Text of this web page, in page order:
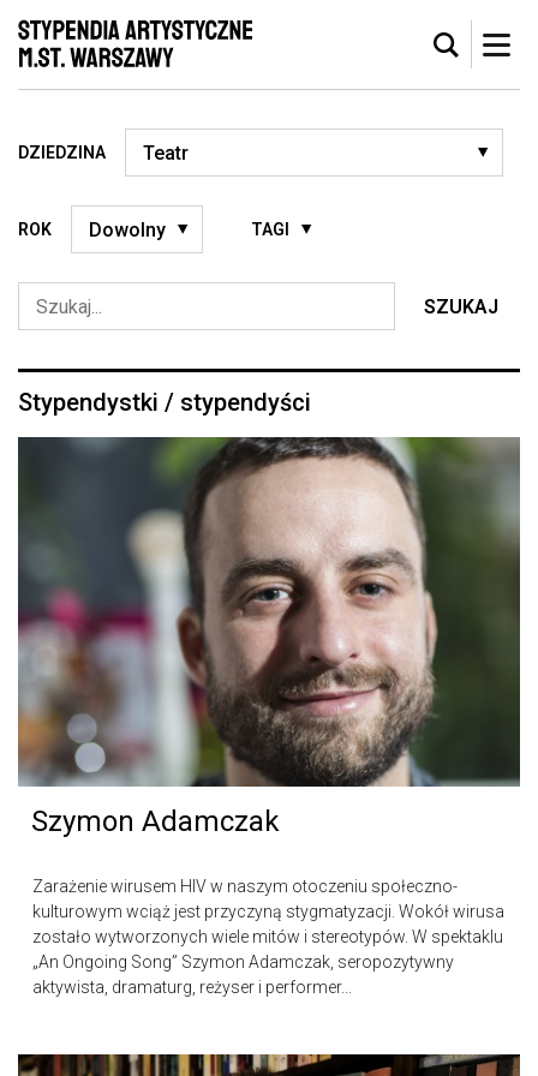
DZIEDZINA
ROK TAGI
SZUKAJ
Stypendystki / stypendyści
Szymon Adamczak
Zarażenie wirusem HIV w naszym otoczeniu społeczno-
kulturowym wciąż jest przyczyną stygmatyzacji. Wokół wirusa
zostało wytworzonych wiele mitów i stereotypów. W spektaklu
„An Ongoing Song” Szymon Adamczak, seropozytywny
aktywista, dramaturg, reżyser i performer...